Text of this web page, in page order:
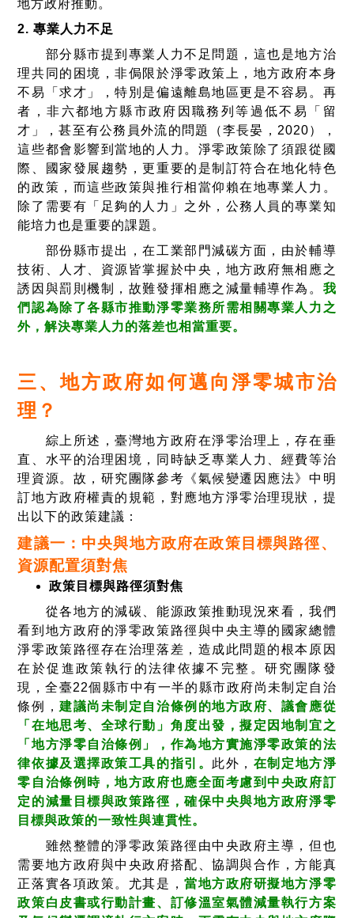
地方政府推動。
2. 專業人力不足
部分縣市提到專業人力不足問題，這也是地方治
理共同的困境，非侷限於淨零政策上，地方政府本身
不易「求才」，特別是偏遠離島地區更是不容易。再
者，非六都地方縣市政府因職務列等過低不易「留
才」，甚至有公務員外流的問題（李長晏，2020），
這些都會影響到當地的人力。淨零政策除了須跟從國
際、國家發展趨勢，更重要的是制訂符合在地化特色
的政策，而這些政策與推行相當仰賴在地專業人力。
除了需要有「足夠的人力」之外，公務人員的專業知
能培力也是重要的課題。
部份縣市提出，在工業部門減碳方面，由於輔導
技術、人才、資源皆掌握於中央，地方政府無相應之
誘因與罰則機制，故難發揮相應之減量輔導作為。 我
們認為除了各縣市推動淨零業務所需相關專業人力之
外，解決專業人力的落差也相當重要。
三、地方政府如何邁向淨零城市治
理？
綜上所述，臺灣地方政府在淨零治理上，存在垂
直、水平的治理困境，同時缺乏專業人力、經費等治
理資源。故，研究團隊參考《氣候變遷因應法》中明
訂地方政府權責的規範，對應地方淨零治理現狀，提
出以下的政策建議：
建議一：中央與地方政府在政策目標與路徑、
資源配置須對焦
政策目標與路徑須對焦
從各地方的減碳、能源政策推動現況來看，我們
看到地方政府的淨零政策路徑與中央主導的國家總體
淨零政策路徑存在治理落差，造成此問題的根本原因
在於促進政策執行的法律依據不完整。研究團隊發
現，全臺22個縣市中有一半的縣市政府尚未制定自治
條例，建議尚未制定自治條例的地方政府、議會應從
「在地思考、全球行動」角度出發，擬定因地制宜之
「地方淨零自治條例」，作為地方實施淨零政策的法
律依據及選擇政策工具的指引。 此外， 在制定地方淨
零自治條例時，地方政府也應全面考慮到中央政府訂
定的減量目標與政策路徑，確保中央與地方政府淨零
目標與政策的一致性與連貫性。
雖然整體的淨零政策路徑由中央政府主導，但也
需要地方政府與中央政府搭配、協調與合作，方能真
正落實各項政策。尤其是，當地方政府研擬地方淨零
政策白皮書或行動計畫、訂修溫室氣體減量執行方案